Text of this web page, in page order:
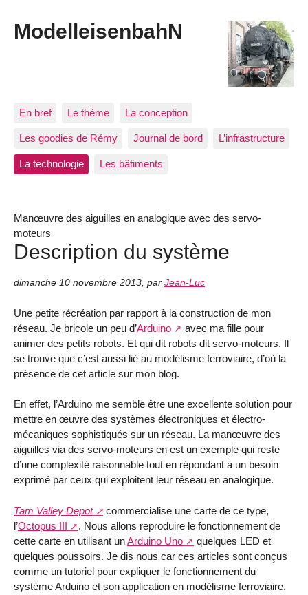
ModelleisenbahN
En bref Le thème La conception
Les goodies de Rémy Journal de bord L’infrastructure
La technologie Les bâtiments
Manœuvre des aiguilles en analogique avec des servo-
moteurs
Description du système
dimanche 10 novembre 2013 par Jean-Luc
Une petite récréation par rapport à la construction de mon
réseau. Je bricole un peu d’Arduino
avec ma fille pour
animer des petits robots. Et qui dit robots dit servo-moteurs. Il
se trouve que c’est aussi lié au modélisme ferroviaire, d’où la
présence de cet article sur mon blog.
En effet, l’Arduino me semble être une excellente solution pour
mettre en œuvre des systèmes électroniques et électro-
mécaniques sophistiqués sur un réseau. La manœuvre des
aiguilles via des servo-moteurs en est un exemple qui reste
d’une complexité raisonnable tout en répondant à un besoin
exprimé par ceux qui exploitent leur réseau en analogique.
Tam Valley Depot
commercialise une carte de ce type,
l’Octopus III
. Nous allons reproduire le fonctionnement de
cette carte en utilisant unArduino Uno
quelques LED et
quelques poussoirs. Je dis nous car ces articles sont conçus
comme un tutoriel pour expliquer le fonctionnement du
système Arduino et son application en modélisme ferroviaire.